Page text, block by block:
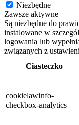
Niezbędne
Zawsze aktywne
Są niezbędne do
instalowane w
logowania lub
związanych z
Ciasteczko
cookielawinfo-
checkbox-analytics